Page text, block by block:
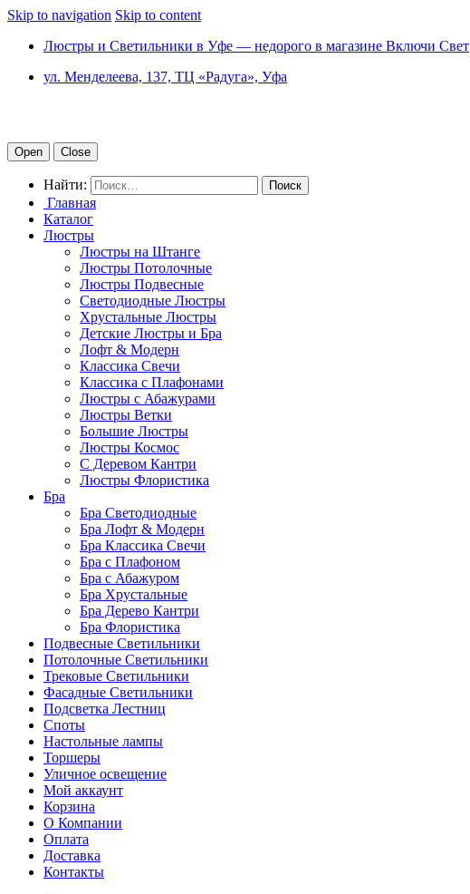
Skip to navigation Skip to content
Люстры и Светильники в Уфе — недорого в магазине Включи Свет
ул. Менделеева, 137, ТЦ «Радуга», Уфа
Open Close
Найти:
Главная
Каталог
Люстры
Люстры на Штанге
Люстры Потолочные
Люстры Подвесные
Светодиодные Люстры
Хрустальные Люстры
Детские Люстры и Бра
Лофт & Модерн
Классика Свечи
Классика с Плафонами
Люстры с Абажурами
Люстры Ветки
Большие Люстры
Люстры Космос
С Деревом Кантри
Люстры Флористика
Бра
Бра Светодиодные
Бра Лофт & Модерн
Бра Классика Свечи
Бра с Плафоном
Бра с Абажуром
Бра Хрустальные
Бра Дерево Кантри
Бра Флористика
Подвесные Светильники
Потолочные Светильники
Трековые Светильники
Фасадные Светильники
Подсветка Лестниц
Споты
Настольные лампы
Торшеры
Уличное освещение
Мой аккаунт
Корзина
О Компании
Оплата
Доставка
Контакты